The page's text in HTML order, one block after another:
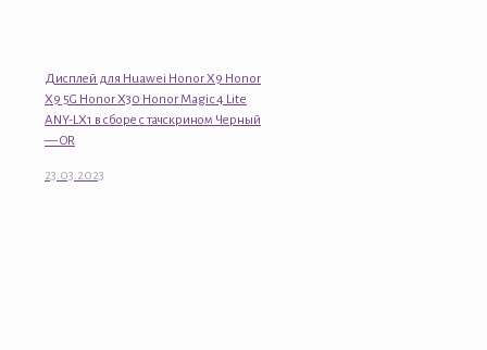
Дисплей для Huawei Honor X9 Honor
X9 5G Honor X30 Honor Magic 4 Lite
ANY-LX1 в сборе с тачскрином Черный
— OR
23.03.2023